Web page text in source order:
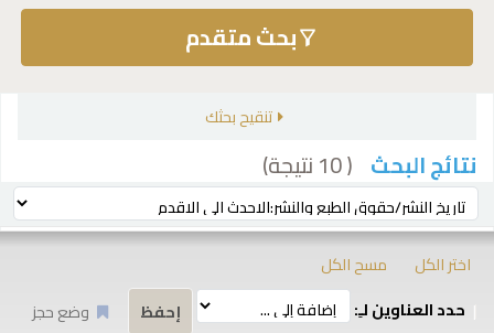
بحث متقدم
تنقيح بحثك
نتائج البحث ( 10 نتيجة)
ترتيب بواسطة:
اختر الكل
مسح الكل
حدد العناوين لـِ:
وضع حجز